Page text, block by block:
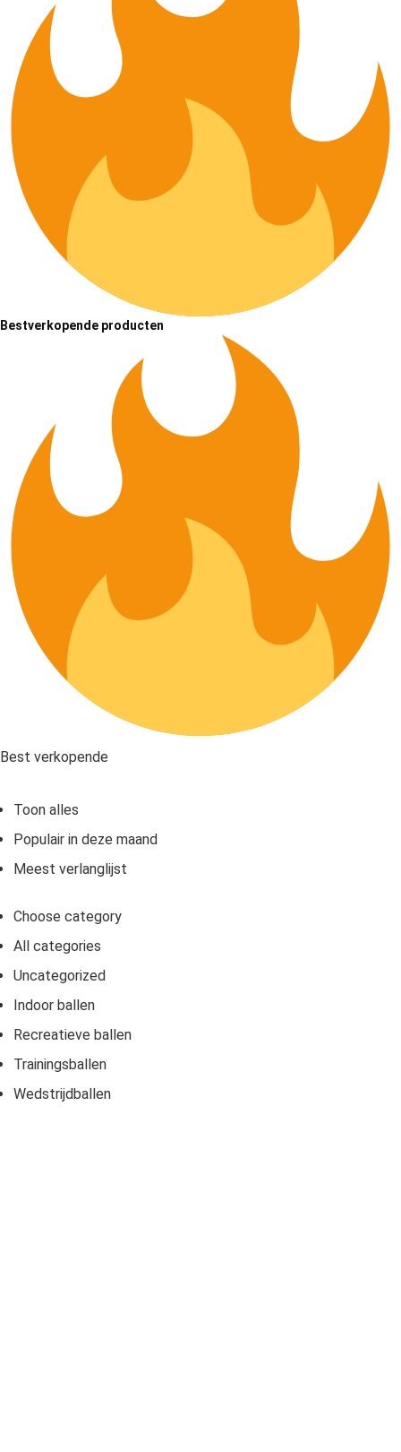
Bestverkopende producten
Best verkopende
Toon alles
Populair in deze maand
Meest verlanglijst
Choose category
All categories
Uncategorized
Indoor ballen
Recreatieve ballen
Trainingsballen
Wedstrijdballen